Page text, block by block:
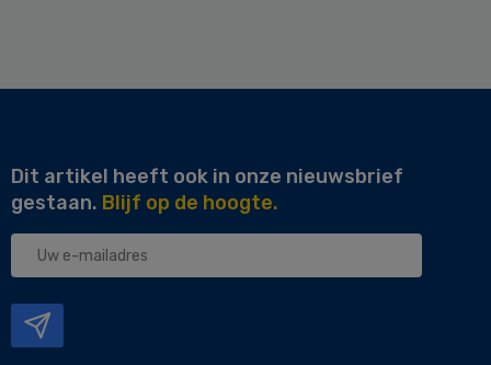
Dit artikel heeft ook in onze nieuwsbrief
gestaan. Blijf op de hoogte.
Uw